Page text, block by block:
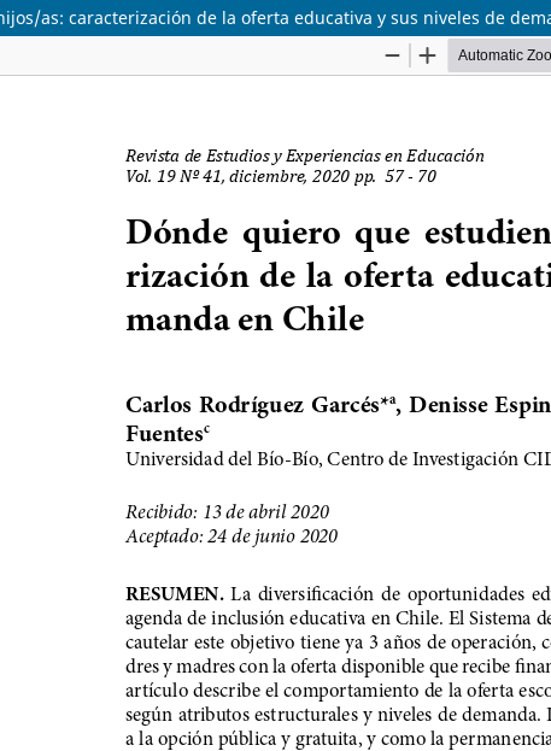
as: caracterización de la oferta educativa y sus niveles de